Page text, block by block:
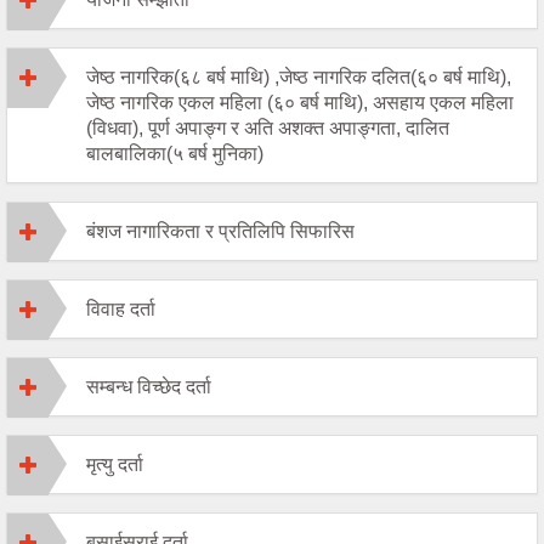
जेष्ठ नागरिक(६८ बर्ष माथि) ,जेष्ठ नागरिक दलित(६० बर्ष माथि),
जेष्ठ नागरिक एकल महिला (६० बर्ष माथि), असहाय एकल महिला
(विधवा), पूर्ण अपाङ्ग र अति अशक्त अपाङ्गता, दालित
बालबालिका(५ बर्ष मुनिका)
बंशज नागारिकता र प्रतिलिपि सिफारिस
विवाह दर्ता
सम्बन्ध विच्छेद दर्ता
मृत्यु दर्ता